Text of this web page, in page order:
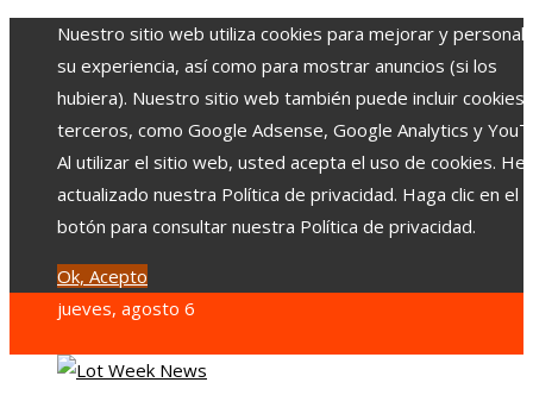
Nuestro sitio web utiliza cookies para mejorar y
su experiencia, así como para mostrar anuncios (si los
hubiera). Nuestro sitio web también puede incluir cookies
terceros, como Google Adsense, Google Analytics y
Al utilizar el sitio web, usted acepta el uso de cookies.
actualizado nuestra Política de privacidad. Haga clic en el
botón para consultar nuestra Política de privacidad.
Ok, Acepto
jueves, agosto 6